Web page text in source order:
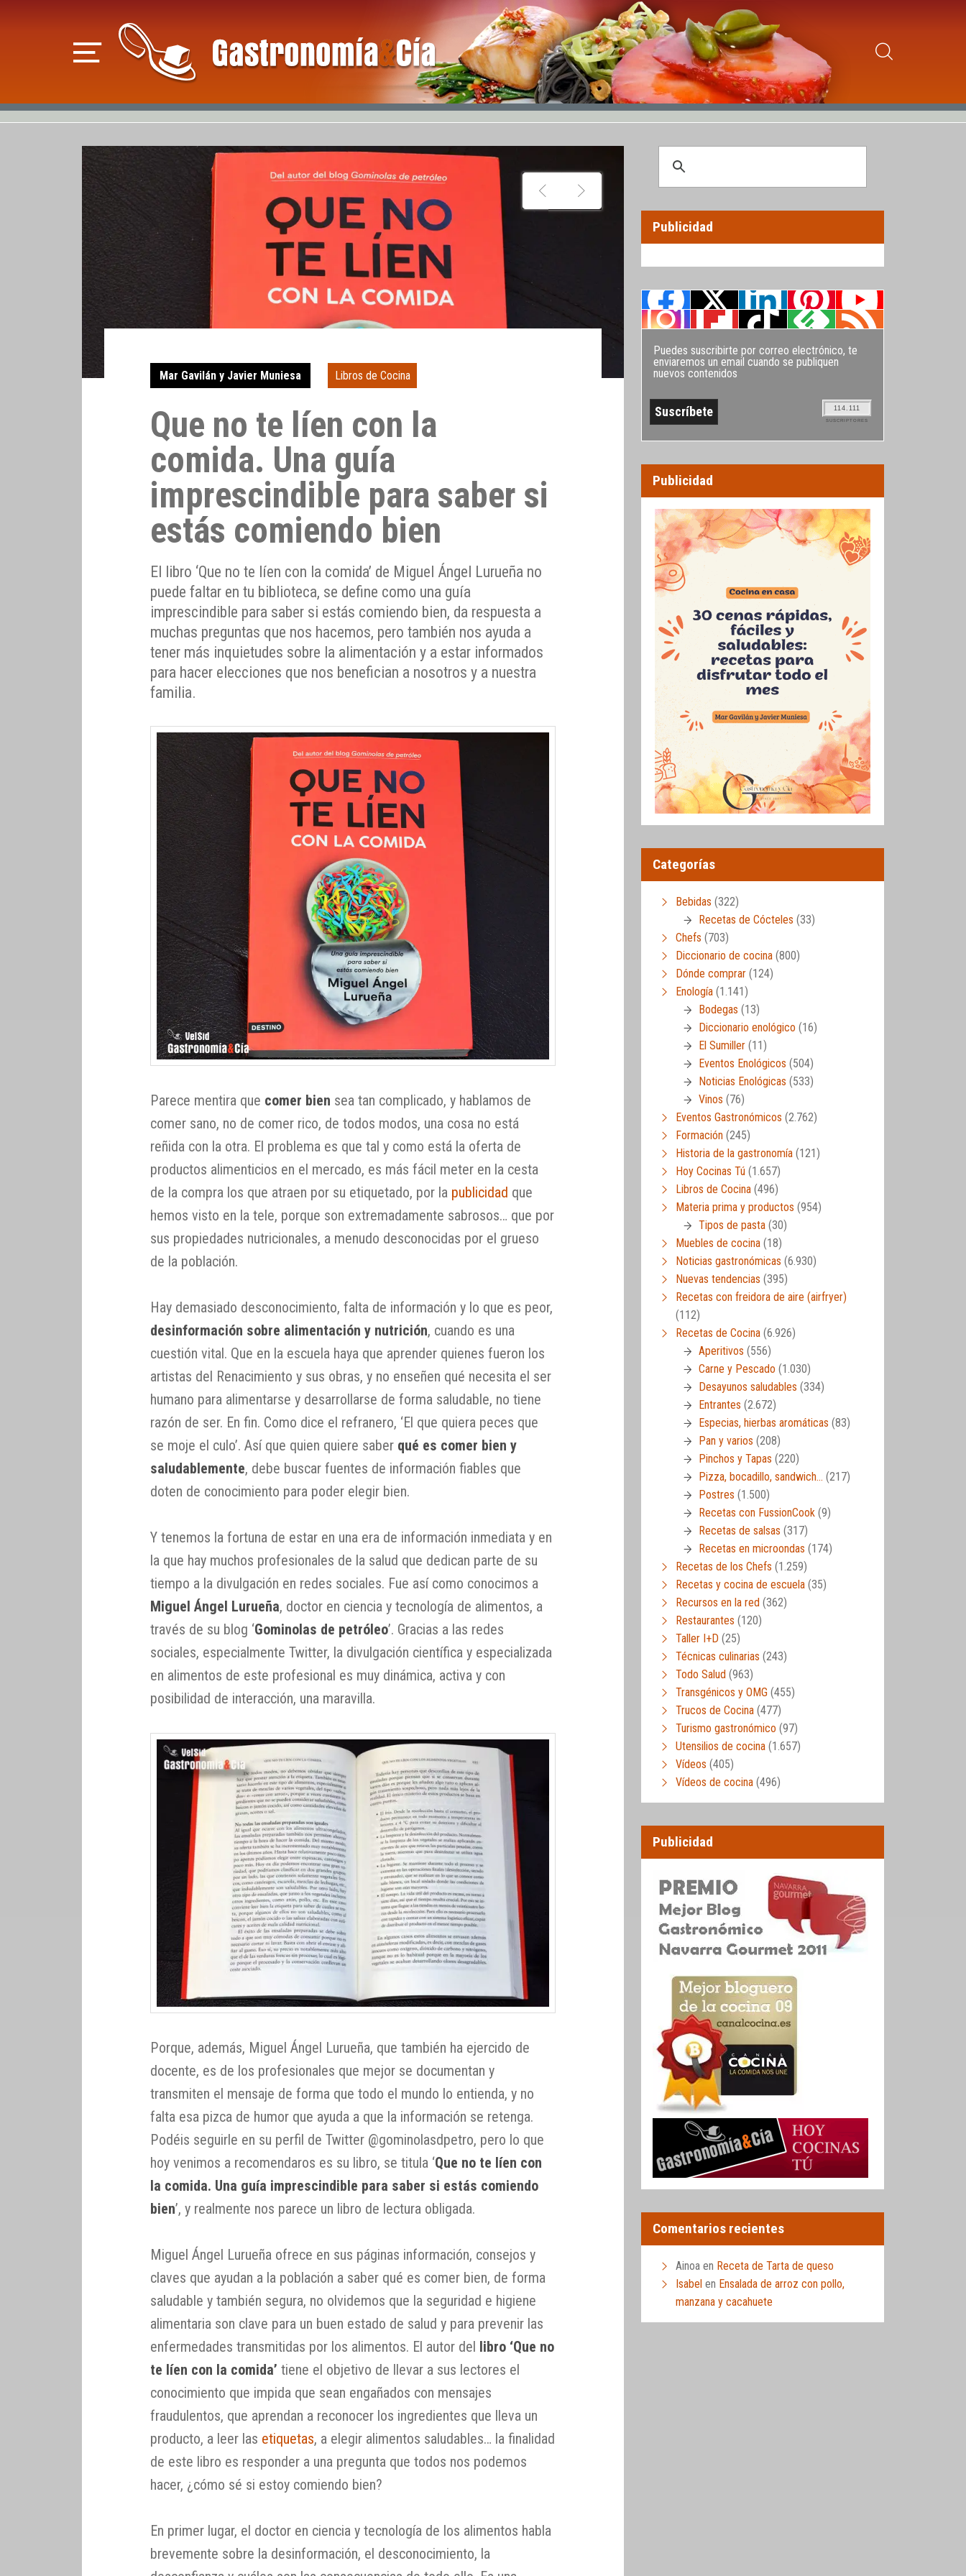
Mar Gavilán y Javier Muniesa Libros de Cocina
Que no te líen con la
comida. Una guía
imprescindible para saber si
estás comiendo bien
El libro ‘Que no te líen con la comida’ de Miguel Ángel Lurueña no
puede faltar en tu biblioteca, se define como una guía
imprescindible para saber si estás comiendo bien, da respuesta a
muchas preguntas que nos hacemos, pero también nos ayuda a
tener más inquietudes sobre la alimentación y a estar informados
para hacer elecciones que nos benefician a nosotros y a nuestra
familia.
Parece mentira que comer bien sea tan complicado, y hablamos de
comer sano, no de comer rico, de todos modos, una cosa no está
reñida con la otra. El problema es que tal y como está la oferta de
productos alimenticios en el mercado, es más fácil meter en la cesta
de la compra los que atraen por su etiquetado, por la publicidad que
hemos visto en la tele, porque son extremadamente sabrosos… que por
sus propiedades nutricionales, a menudo desconocidas por el grueso
de la población.
Hay demasiado desconocimiento, falta de información y lo que es peor,
desinformación sobre alimentación y nutrición, cuando es una
cuestión vital. Que en la escuela haya que aprender quienes fueron los
artistas del Renacimiento y sus obras, y no enseñen qué necesita el ser
humano para alimentarse y desarrollarse de forma saludable, no tiene
razón de ser. En fin. Como dice el refranero, ‘El que quiera peces que
se moje el culo’. Así que quien quiere saber qué es comer bien y
saludablemente, debe buscar fuentes de información fiables que
doten de conocimiento para poder elegir bien.
Y tenemos la fortuna de estar en una era de información inmediata y en
la que hay muchos profesionales de la salud que dedican parte de su
tiempo a la divulgación en redes sociales. Fue así como conocimos a
Miguel Ángel Lurueña, doctor en ciencia y tecnología de alimentos, a
través de su blog ‘Gominolas de petróleo’. Gracias a las redes
sociales, especialmente Twitter, la divulgación científica y especializada
en alimentos de este profesional es muy dinámica, activa y con
posibilidad de interacción, una maravilla.
Porque, además, Miguel Ángel Lurueña, que también ha ejercido de
docente, es de los profesionales que mejor se documentan y
transmiten el mensaje de forma que todo el mundo lo entienda, y no
falta esa pizca de humor que ayuda a que la información se retenga.
Podéis seguirle en su perfil de Twitter @gominolasdpetro, pero lo que
hoy venimos a recomendaros es su libro, se titula ‘Que no te líen con
la comida. Una guía imprescindible para saber si estás comiendo
bien’, y realmente nos parece un libro de lectura obligada.
Miguel Ángel Lurueña ofrece en sus páginas información, consejos y
claves que ayudan a la población a saber qué es comer bien, de forma
saludable y también segura, no olvidemos que la seguridad e higiene
alimentaria son clave para un buen estado de salud y para prevenir las
enfermedades transmitidas por los alimentos. El autor del libro ‘Que no
te líen con la comida’ tiene el objetivo de llevar a sus lectores el
conocimiento que impida que sean engañados con mensajes
fraudulentos, que aprendan a reconocer los ingredientes que lleva un
producto, a leer las etiquetas, a elegir alimentos saludables… la finalidad
de este libro es responder a una pregunta que todos nos podemos
hacer, ¿cómo sé si estoy comiendo bien?
En primer lugar, el doctor en ciencia y tecnología de los alimentos habla
brevemente sobre la desinformación, el desconocimiento, la
Publicidad
Puedes suscribirte por correo electrónico, te
enviaremos un email cuando se publiquen
nuevos contenidos
114.111
SUSCRIPTORES
Publicidad
Categorías
Bebidas (322)
Recetas de Cócteles (33)
Chefs (703)
Diccionario de cocina (800)
Dónde comprar (124)
Enología (1.141)
Bodegas (13)
Diccionario enológico (16)
El Sumiller (11)
Eventos Enológicos (504)
Noticias Enológicas (533)
Vinos (76)
Eventos Gastronómicos (2.762)
Formación (245)
Historia de la gastronomía (121)
Hoy Cocinas Tú (1.657)
Libros de Cocina (496)
Materia prima y productos (954)
Tipos de pasta (30)
Muebles de cocina (18)
Noticias gastronómicas (6.930)
Nuevas tendencias (395)
Recetas con freidora de aire (airfryer)
(112)
Recetas de Cocina (6.926)
Aperitivos (556)
Carne y Pescado (1.030)
Desayunos saludables (334)
Entrantes (2.672)
Especias, hierbas aromáticas (83)
Pan y varios (208)
Pinchos y Tapas (220)
Pizza, bocadillo, sandwich… (217)
Postres (1.500)
Recetas con FussionCook (9)
Recetas de salsas (317)
Recetas en microondas (174)
Recetas de los Chefs (1.259)
Recetas y cocina de escuela (35)
Recursos en la red (362)
Restaurantes (120)
Taller I+D (25)
Técnicas culinarias (243)
Todo Salud (963)
Transgénicos y OMG (455)
Trucos de Cocina (477)
Turismo gastronómico (97)
Utensilios de cocina (1.657)
Vídeos (405)
Vídeos de cocina (496)
Publicidad
Comentarios recientes
Ainoa en Receta de Tarta de queso
Isabel en Ensalada de arroz con pollo,
manzana y cacahuete